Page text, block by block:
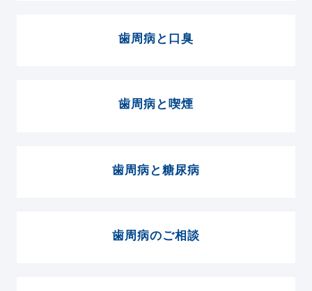
歯周病と口臭
歯周病と喫煙
歯周病と糖尿病
歯周病のご相談